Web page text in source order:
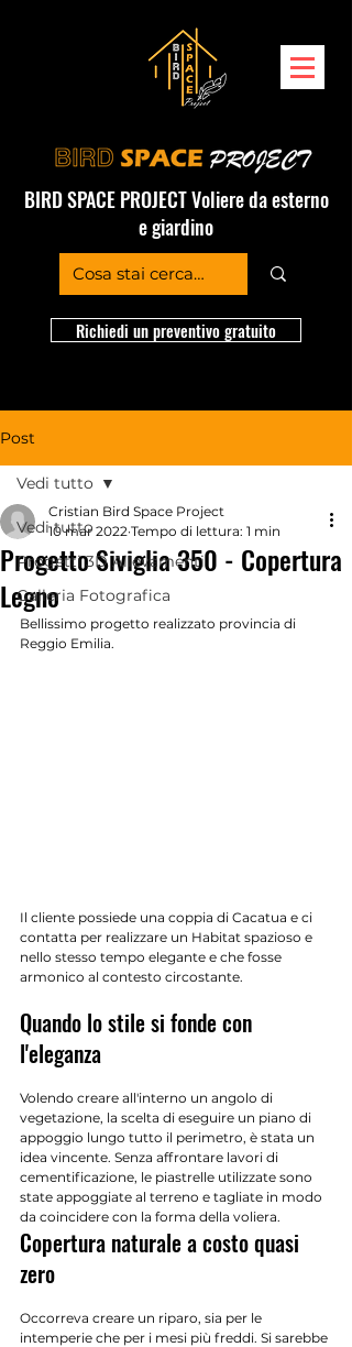
BIRD SPACE PROJECT Voliere da esterno
e giardino
Richiedi un preventivo gratuito
Post
Vedi tutto
Progetti 3D Allevamenti
Galleria Fotografica
Vedi tutto
Progetto Siviglia 350 - Copertura
Legno
Cristian Bird Space Project
10 mar 2022 Tempo di lettura: 1 min
Bellissimo progetto realizzato provincia di
Reggio Emilia.
Il cliente possiede una coppia di Cacatua e ci
contatta per realizzare un Habitat spazioso e
nello stesso tempo elegante e che fosse
armonico al contesto circostante.
Quando lo stile si fonde con
l'eleganza
Volendo creare all'interno un angolo di
vegetazione, la scelta di eseguire un piano di
appoggio lungo tutto il perimetro, è stata un
idea vincente. Senza affrontare lavori di
cementificazione, le piastrelle utilizzate sono
state appoggiate al terreno e tagliate in modo
da coincidere con la forma della voliera.
Copertura naturale a costo quasi
zero
Occorreva creare un riparo, sia per le
intemperie che per i mesi più freddi. Si sarebbe